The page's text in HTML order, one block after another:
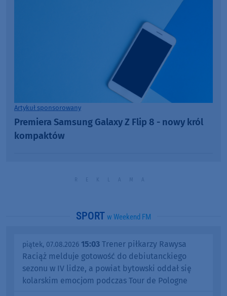
Artykuł sponsorowany
Premiera Samsung Galaxy Z Flip 8 - nowy król
kompaktów
SPORT w Weekend FM
piątek, 07.08.2026 15:03 Trener piłkarzy Rawysa
Raciąż melduje gotowość do debiutanckiego
sezonu w IV lidze, a powiat bytowski oddał się
kolarskim emocjom podczas Tour de Pologne